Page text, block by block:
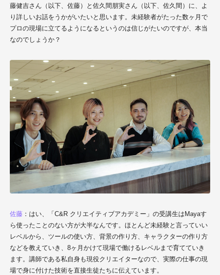
藤健吉さん（以下、佐藤）と佐久間朋実さん（以下、佐久間）に、よ
り詳しいお話をうかがいたいと思います。未経験者がたった数ヶ月で
プロの現場に立てるようになるというのは信じがたいのですが、本当
なのでしょうか？
佐藤 ：はい、「C&R クリエイティブアカデミー」の受講生はMayaす
ら使ったことのない方が大半なんです。ほとんど未経験と言っていい
レベルから、ツールの使い方、背景の作り方、キャラクターの作り方
などを教えていき、8ヶ月かけて現場で働けるレベルまで育てていき
ます。講師である私自身も現役クリエイターなので、実際の仕事の現
場で身に付けた技術を直接生徒たちに伝えています。